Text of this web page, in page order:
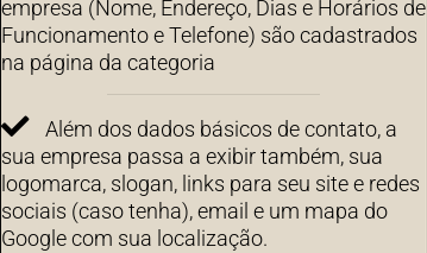
empresa (Nome, Endereço, Dias e Horários de
Funcionamento e Telefone) são cadastrados
na página da categoria
Além dos dados básicos de contato, a
sua empresa passa a exibir também, sua
logomarca, slogan, links para seu site e redes
sociais (caso tenha), email e um mapa do
Google com sua localização.